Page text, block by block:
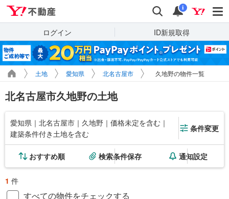
検索 通知
i
ログイン ID新規取得
土地 愛知県 北名古屋市 久地野の物件一覧
北名古屋市久地野の土地
愛知県｜北名古屋市｜久地野｜価格未定を含む｜
建築条件付き土地を含む
条件変更
おすすめ順 検索条件保存 通知設定
1 件
すべての物件をチェックする